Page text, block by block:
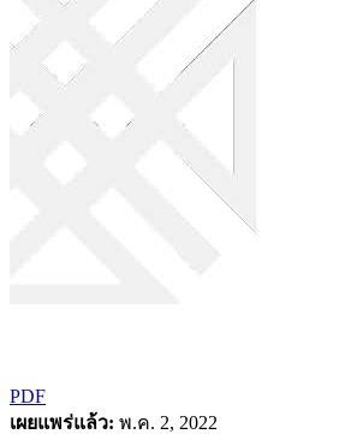
PDF
เผยแพร่แล้ว: พ.ค. 2, 2022